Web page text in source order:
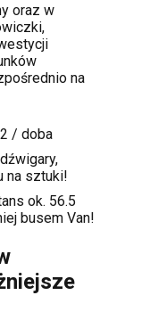
oraz w
na
/ doba
na sztuki!
ok. 56.5
busem Van!